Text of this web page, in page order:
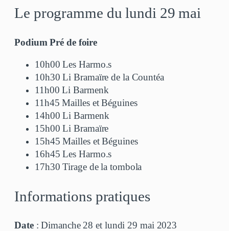
Le programme du lundi 29 mai
Podium Pré de foire
10h00 Les Harmo.s
10h30 Li Bramaïre de la Countéa
11h00 Li Barmenk
11h45 Mailles et Béguines
14h00 Li Barmenk
15h00 Li Bramaïre
15h45 Mailles et Béguines
16h45 Les Harmo.s
17h30 Tirage de la tombola
Informations pratiques
Date: Dimanche 28 et lundi 29 mai 2023